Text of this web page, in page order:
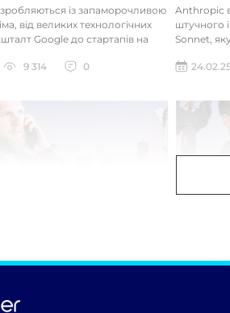
із запаморочливою
від великих технологічних
Google до стартапів на
9 314 0
Anthropic
штучного
Sonnet,